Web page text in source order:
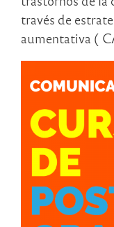
través de
aumentativa (